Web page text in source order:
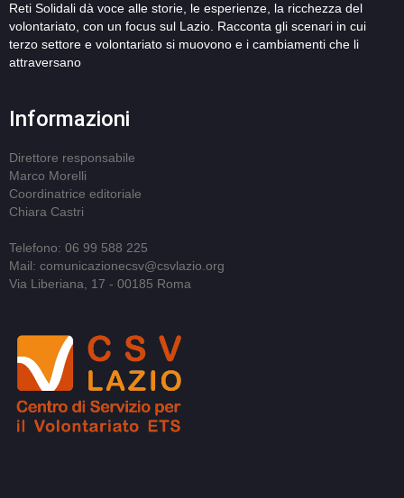
Reti Solidali dà voce alle storie, le esperienze, la ricchezza del
volontariato, con un focus sul Lazio. Racconta gli scenari in cui
terzo settore e volontariato si muovono e i cambiamenti che li
attraversano
Informazioni
Direttore responsabile
Marco Morelli
Coordinatrice editoriale
Chiara Castri
Telefono: 06 99 588 225
Mail: comunicazionecsv@csvlazio.org
Via Liberiana, 17 - 00185 Roma